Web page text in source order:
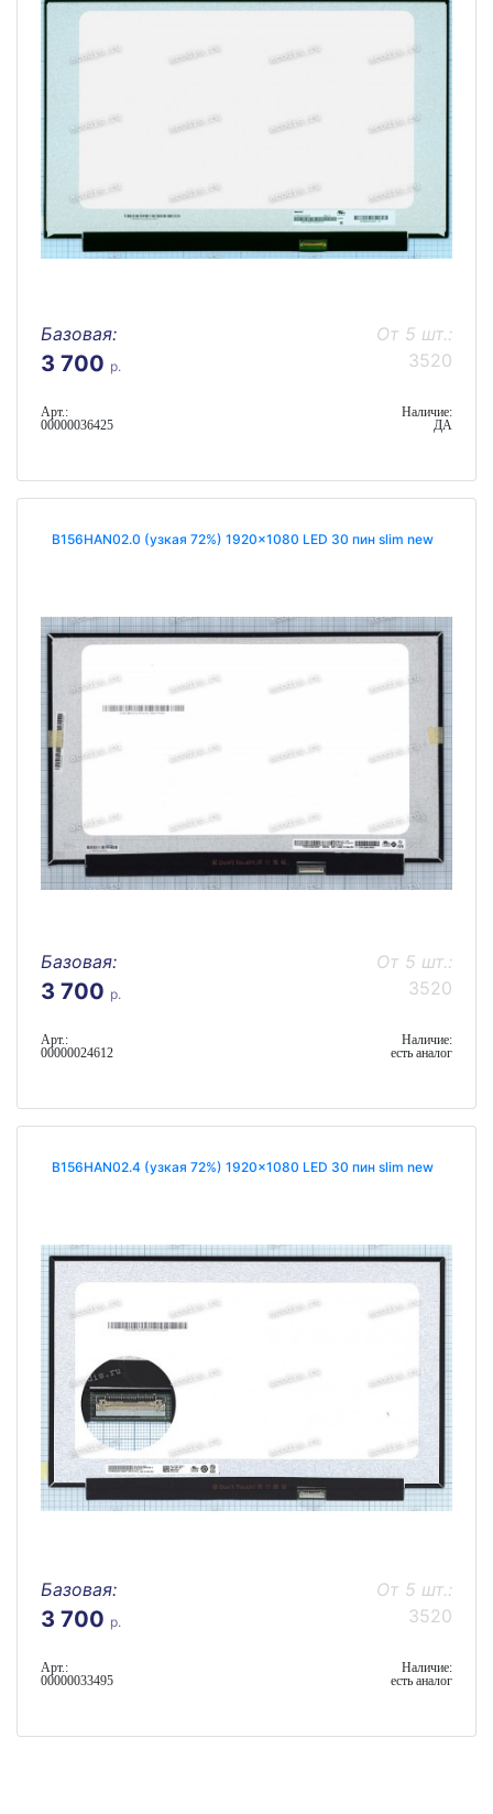
Базовая:
3 700 р.
От 5 шт.:
3520
Арт.:
00000036425
Наличие:
ДА
B156HAN02.0 (узкая 72%) 1920x1080 LED 30 пин slim new
Базовая:
3 700 р.
От 5 шт.:
3520
Арт.:
00000024612
Наличие:
есть аналог
B156HAN02.4 (узкая 72%) 1920x1080 LED 30 пин slim new
Базовая:
3 700 р.
От 5 шт.:
3520
Арт.:
00000033495
Наличие:
есть аналог